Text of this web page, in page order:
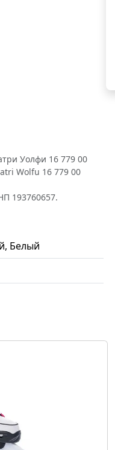
Уолфи 16 779 00
Wolfu 16 779 00
193760657.
Белый